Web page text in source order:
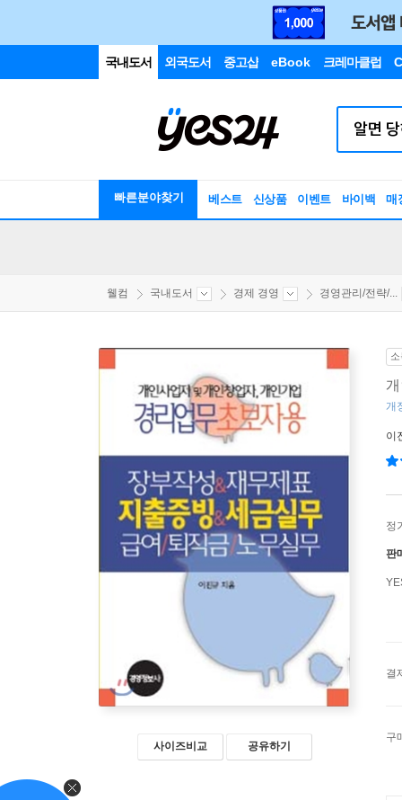
국내도서 외국도서 중고샵 eBook 크레마클럽
빠른분야찾기 베스트 신상품 이벤트 바이백 매
웰컴 국내도서 경제 경영 경영관리/전략/...
사이즈비교 공유하기
개
이
정
판
결
구